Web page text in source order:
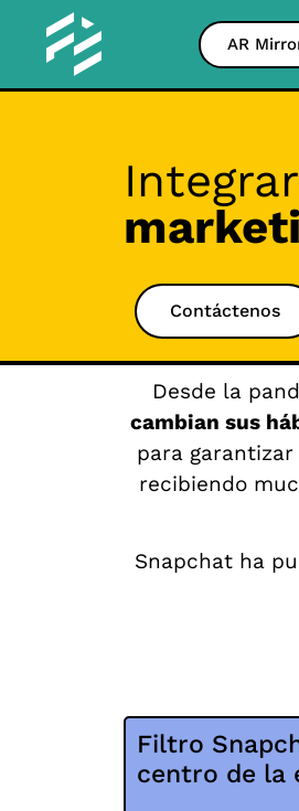
AR
Contáctenos
Desde la
cambian sus
para
recibiendo
Snapchat ha
Filtro
centro de la